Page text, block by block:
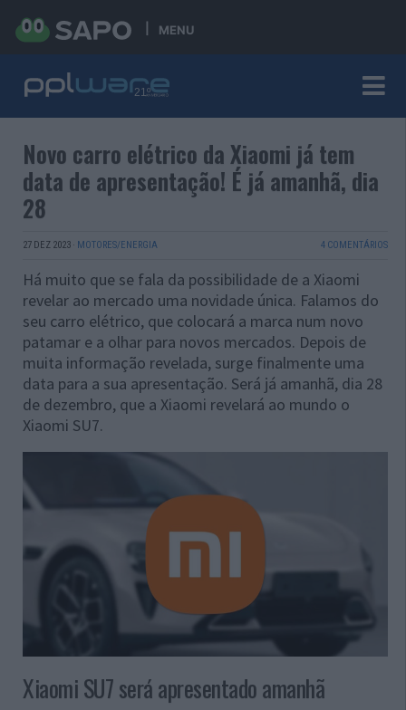
MENU
Novo carro elétrico da Xiaomi já tem
data de apresentação! É já amanhã, dia
28
27 DEZ 2023 · MOTORES/ENERGIA 4 COMENTÁRIOS
Há muito que se fala da possibilidade de a Xiaomi
revelar ao mercado uma novidade única. Falamos do
seu carro elétrico, que colocará a marca num novo
patamar e a olhar para novos mercados. Depois de
muita informação revelada, surge finalmente uma
data para a sua apresentação. Será já amanhã, dia 28
de dezembro, que a Xiaomi revelará ao mundo o
Xiaomi SU7.
Xiaomi SU7 será apresentado amanhã